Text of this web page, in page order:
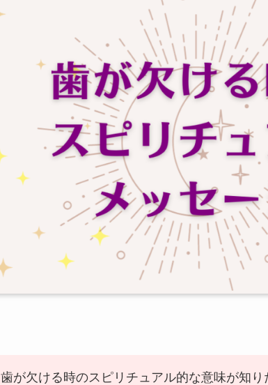
歯が欠ける時のスピリチュアル的な意味が知り